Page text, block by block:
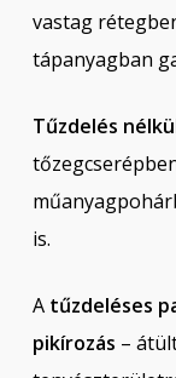
vastag
tápanyagban
Tűzdelés
is.
A tűzdeléses
pikírozás –